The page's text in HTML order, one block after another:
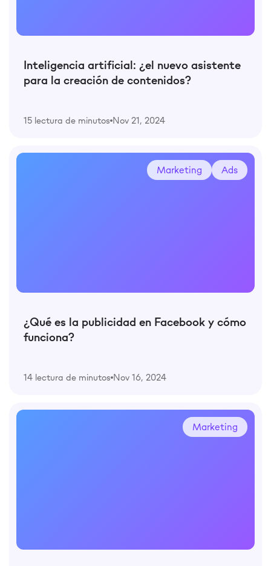
Inteligencia artificial: ¿el nuevo asistente
para la creación de contenidos?
15 lectura de minutos Nov 21, 2024
Marketing Ads
¿Qué es la publicidad en Facebook y cómo
funciona?
14 lectura de minutos Nov 16, 2024
Marketing